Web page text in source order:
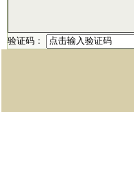
验证码：